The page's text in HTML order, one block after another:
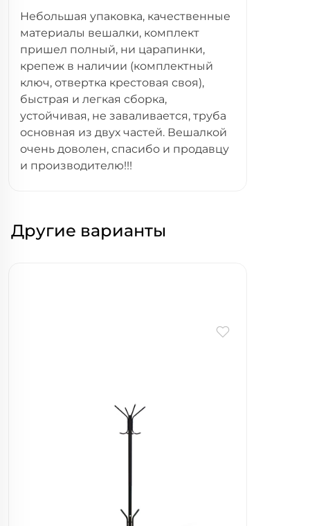
Небольшая упаковка, качественные
материалы вешалки, комплект
пришел полный, ни царапинки,
крепеж в наличии (комплектный
ключ, отвертка крестовая своя),
быстрая и легкая сборка,
устойчивая, не заваливается, труба
основная из двух частей. Вешалкой
очень доволен, спасибо и продавцу
и производителю!!!
Другие варианты